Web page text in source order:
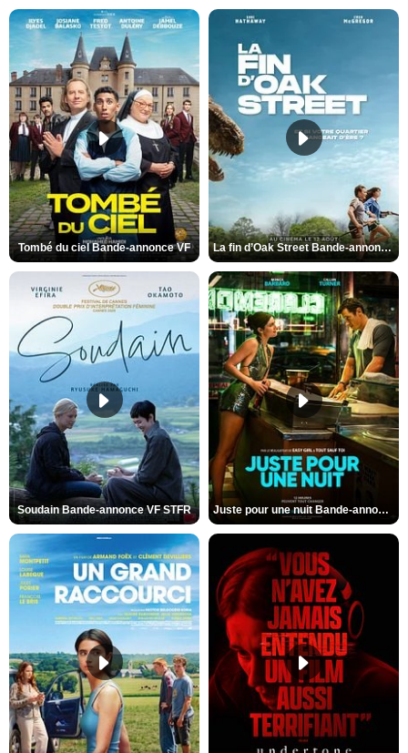
Tombé du ciel Bande-annonce VF La fin d’Oak Street Bande-annonce VO STFR
Soudain Bande-annonce VF STFR Juste pour une nuit Bande-annonce VO STFR